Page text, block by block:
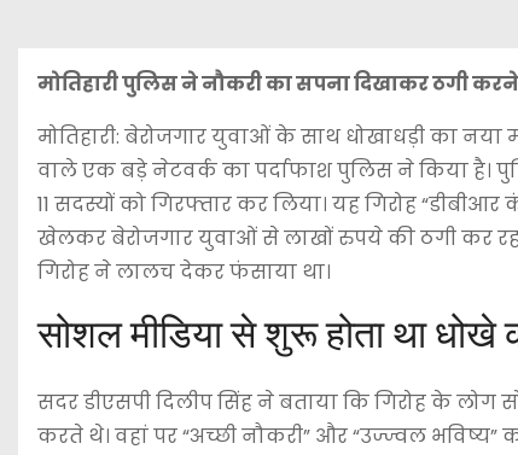
मोतिहारी पुलिस ने नौकरी का सपना दिखाकर ठगी करने
मोतिहारी: बेरोजगार युवाओं के साथ धोखाधड़ी का
वाले एक बड़े नेटवर्क का पर्दाफाश पुलिस ने किया है।
11 सदस्यों को गिरफ्तार कर लिया। यह गिरोह
खेलकर बेरोजगार युवाओं से लाखों रुपये की ठगी कर
गिरोह ने लालच देकर फंसाया था।
सोशल मीडिया से शुरू होता था
सदर डीएसपी दिलीप सिंह ने बताया कि गिरोह के
करते थे। वहां पर “अच्छी नौकरी” और “उज्ज्वल